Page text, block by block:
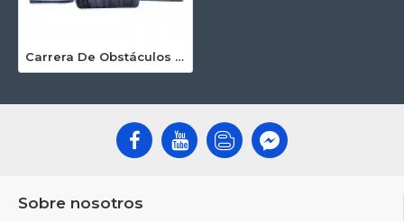
Carrera De Obstáculos Inflable De 3 Piezas
Sobre nosotros